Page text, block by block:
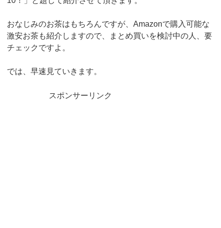
おなじみのお茶はもちろんですが、Amazonで購入可能な
激安お茶も紹介しますので、まとめ買いを検討中の人、要
チェックですよ。
では、早速見ていきます。
スポンサーリンク